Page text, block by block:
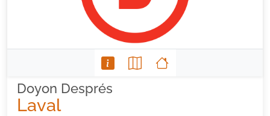
Doyon Després
Laval